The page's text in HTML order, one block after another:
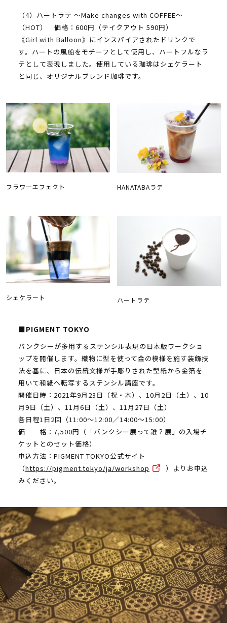
（4）ハートラテ ～Make changes with COFFEE～
（HOT） 価格：600円（テイクアウト 590円）
《Girl with Balloon》にインスパイアされたドリンクで
す。ハートの風船をモチーフとして使用し、ハートフルなラ
テとして表現しました。使用している珈琲はシェケラート
と同じ、オリジナルブレンド珈琲です。
フラワーエフェクト HANATABAラテ
シェケラート ハートラテ
■PIGMENT TOKYO
バンクシーが多用するステンシル表現の日本版ワークショ
ップを開催します。織物に型を使って金の模様を施す装飾技
法を基に、日本の伝統文様が手彫りされた型紙から金箔を
用いて和紙へ転写するステンシル講座です。
開催日時：2021年9月23日（祝・木）、10月2日（土）、10
月9日（土）、11月6日（土）、11月27日（土）
各日程1日2回（11:00～12:00／14:00～15:00）
価 格：7,500円（「バンクシー展って誰？展」の入場チ
ケットとのセット価格）
申込方法：PIGMENT TOKYO公式サイト
（https://pigment.tokyo/ja/workshop
）よりお申込
みください。